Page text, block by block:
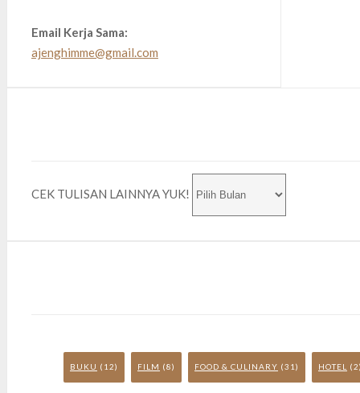
Email Kerja Sama:
ajenghimme@gmail.com
CEK TULISAN LAINNYA YUK!
BUKU (12) FILM (8) FOOD & CULINARY (31) HOTEL